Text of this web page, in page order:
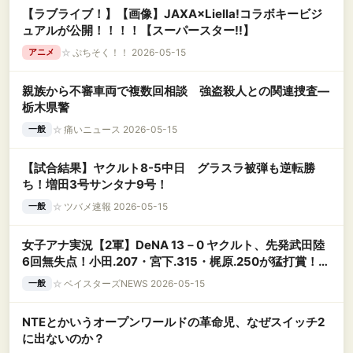
【ラブライブ！】【画像】JAXA×Liella!コラボキービジ
ュアルが公開！！！！【スーパースター!!】
アニメ ☆ ぷちそく！！ 2026-05-15
親族から不審車両で複数回相談 強盗殺人との関連捜査―
栃木県警
一般 ☆ 痛いニュース 2026-05-15
【試合結果】ヤクルト8-5中日 グラスラ被弾も逆転勝
ち！増田3号サンタナ9号！
一般 ☆ ツバメ速報 2026-05-15
女子アナ実況【2軍】DeNA 13－0 ヤクルト、先発武田陸
6回無失点！小田.207・宮下.315・梶原.250が猛打賞！高
見澤.365・古市.307・森敬.244がマルチ
一般 ☆ ベイスターズNEWS 2026-05-15
NTEとかいうオープンワールドの革命児、なぜスイッチ2
に出ないのか？